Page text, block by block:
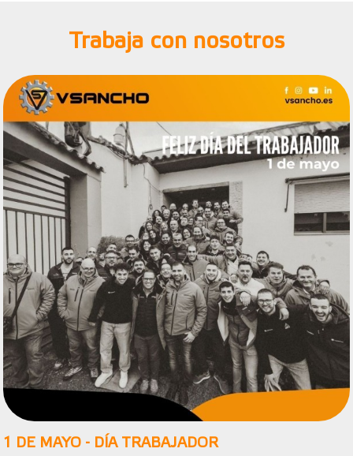
Trabaja con nosotros
1 DE MAYO - DÍA TRABAJADOR